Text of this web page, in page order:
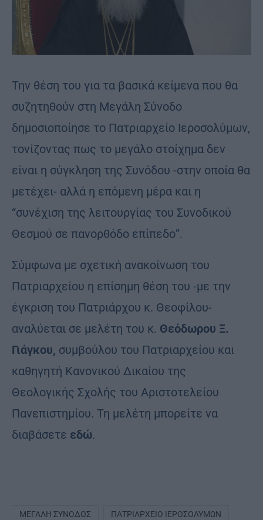
Την θέση του για τα βασικά κείμενα που θα
συζητηθούν στη Μεγάλη Σύνοδο
δημοσιοποίησε το Πατριαρχείο Ιεροσολύμων,
τονίζοντας πως το μεγάλο στοίχημα δεν
είναι η σύγκληση της Συνόδου -στην οποία θα
μετέχει- αλλά η επόμενη μέρα και η
“συνέχιση της λειτουργίας του Συνοδικού
Θεσμού σε πανορθόδο επίπεδο”.
Σύμφωνα με σχετική ανακοίνωση του
Πατριαρχείου η επίσημη θέση του -με την
έγκριση του Πατριάρχου κ. Θεοφίλου-
αναλύεται σε μελέτη του κ. Θεόδωρου Ξ.
Γιάγκου, συμβούλου του Πατριαρχείου και
καθηγητή Κανονικού Δικαίου της
Θεολογικής Σχολής του Αριστοτελείου
Πανεπιστημίου. Τη μελέτη μπορείτε να
διαβάσετε εδώ.
ΜΕΓΆΛΗ ΣΎΝΟΔΟΣ ΠΑΤΡΙΑΡΧΕΊΟ ΙΕΡΟΣΟΛΎΜΩΝ